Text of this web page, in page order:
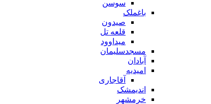
سوسن
باغملک
صیدون
قلعه تل
میداوود
مسجدسلیمان
آبادان
امیدیه
آقاجاری
اندیمشک
خرمشهر